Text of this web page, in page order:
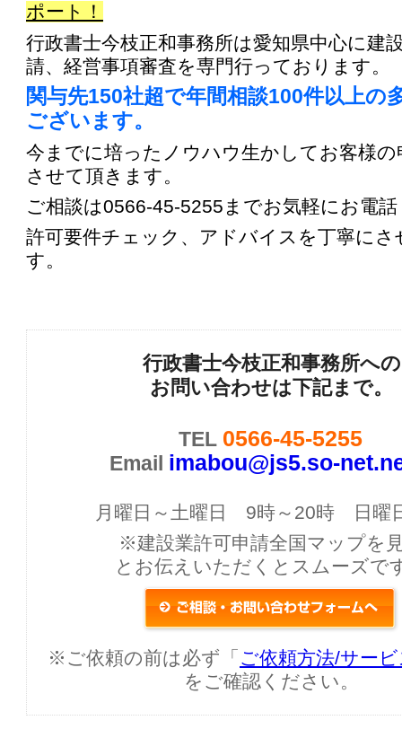
ポート！
行政書士今枝正和事務所は愛知県中心に建
請、経営事項審査を専門行っております。
関与先150社超で年間相談100件以上の
ございます。
今までに培ったノウハウ生かしてお客様の
させて頂きます。
ご相談は0566-45-5255までお気軽にお電
許可要件チェック、アドバイスを丁寧にさ
す。
行政書士今枝正和事務所への
お問い合わせは下記まで。
TEL 0566-45-5255
Email imabou@js5.so-
月曜日～土曜日 9時～20時 日曜
※建設業許可申請全国マップを
とお伝えいただくとスムーズで
※ご依頼の前は必ず「 ご依頼方法/サー
をご確認ください。